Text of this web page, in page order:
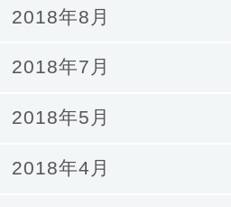
2018年8月
2018年7月
2018年5月
2018年4月